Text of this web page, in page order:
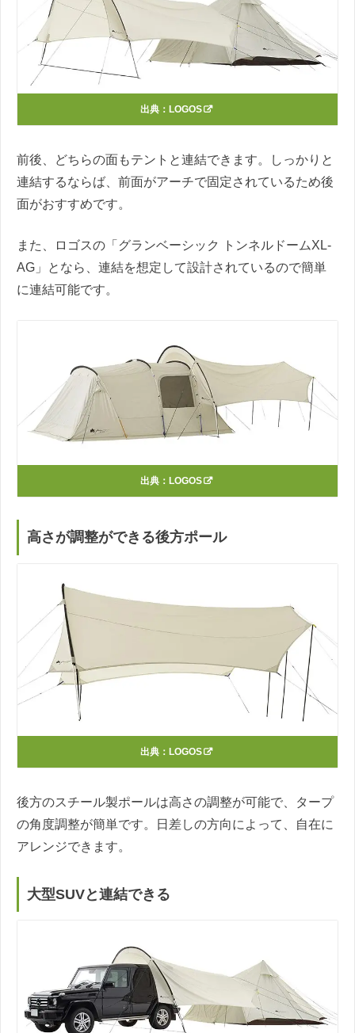
出典： LOGOS
前後、どちらの面もテントと連結できます。しっかりと
連結するならば、前面がアーチで固定されているため後
面がおすすめです。
また、ロゴスの「グランベーシック トンネルドームXL-
AG」となら、連結を想定して設計されているので簡単
に連結可能です。
出典： LOGOS
高さが調整ができる後方ポール
出典： LOGOS
後方のスチール製ポールは高さの調整が可能で、タープ
の角度調整が簡単です。日差しの方向によって、自在に
アレンジできます。
大型SUVと連結できる